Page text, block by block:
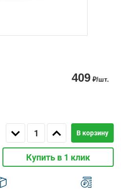
409 ₽/шт.
В корзину
Купить в 1 клик